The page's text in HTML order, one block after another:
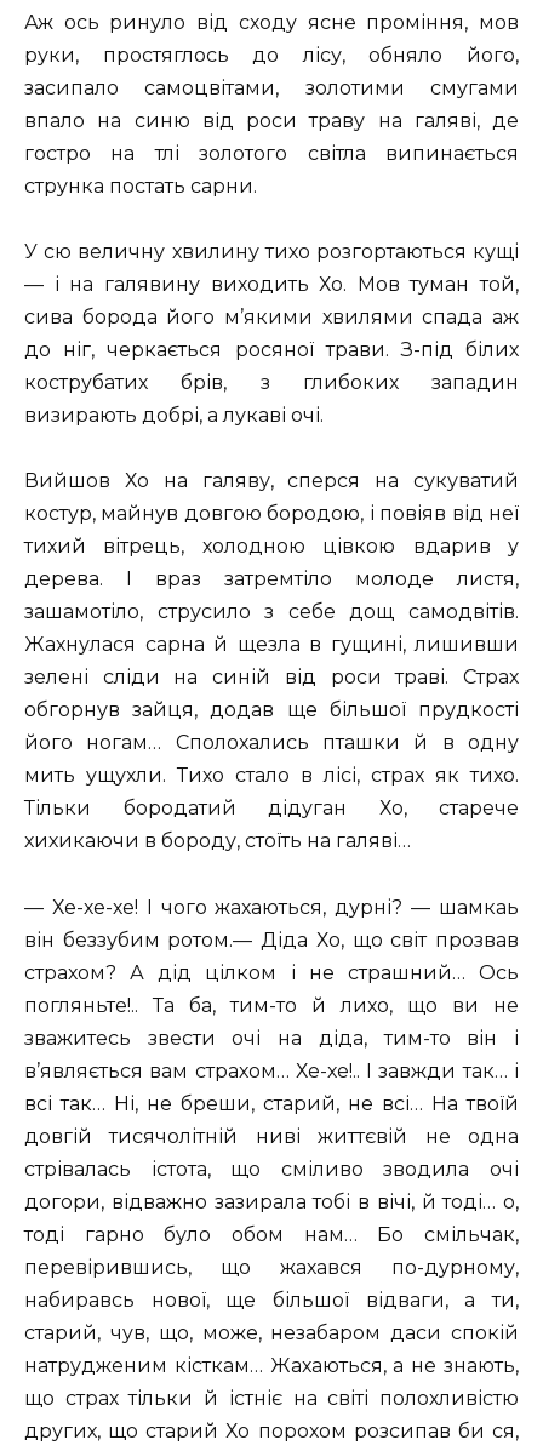
Аж ось ринуло від сходу ясне проміння, мов
руки, простяглось до лісу, обняло його,
засипало самоцвітами, золотими смугами
впало на синю від роси траву на галяві, де
гостро на тлі золотого світла випинається
струнка постать сарни.
У сю величну хвилину тихо розгортаються кущі
— і на галявину виходить Хо. Мов туман той,
сива борода його м’якими хвилями спада аж
до ніг, черкається росяної трави. З-під білих
кострубатих брів, з глибоких западин
визирають добрі, а лукаві очі.
Вийшов Хо на галяву, сперся на сукуватий
костур, майнув довгою бородою, і повіяв від неї
тихий вітрець, холодною цівкою вдарив у
дерева. І враз затремтіло молоде листя,
зашамотіло, струсило з себе дощ самодвітів.
Жахнулася сарна й щезла в гущині, лишивши
зелені сліди на синій від роси траві. Страх
обгорнув зайця, додав ще більшої прудкості
його ногам… Сполохались пташки й в одну
мить ущухли. Тихо стало в лісі, страх як тихо.
Тільки бородатий дідуган Хо, старече
хихикаючи в бороду, стоїть на галяві…
— Хе-хе-хе! І чого жахаються, дурні? — шамкаь
він беззубим ротом.— Діда Хо, що світ прозвав
страхом? А дід цілком і не страшний… Ось
погляньте!.. Та ба, тим-то й лихо, що ви не
зважитесь звести очі на діда, тим-то він і
в’являється вам страхом… Хе-хе!.. І завжди так… і
всі так… Ні, не бреши, старий, не всі… На твоїй
довгій тисячолітній ниві життєвій не одна
стрівалась істота, що сміливо зводила очі
догори, відважно зазирала тобі в вічі, й тоді… о,
тоді гарно було обом нам… Бо смільчак,
перевірившись, що жахався по-дурному,
набиравсь нової, ще більшої відваги, а ти,
старий, чув, що, може, незабаром даси спокій
натрудженим кісткам… Жахаються, а не знають,
що страх тільки й істніє на світі полохливістю
других, що старий Хо порохом розсипав би ся,